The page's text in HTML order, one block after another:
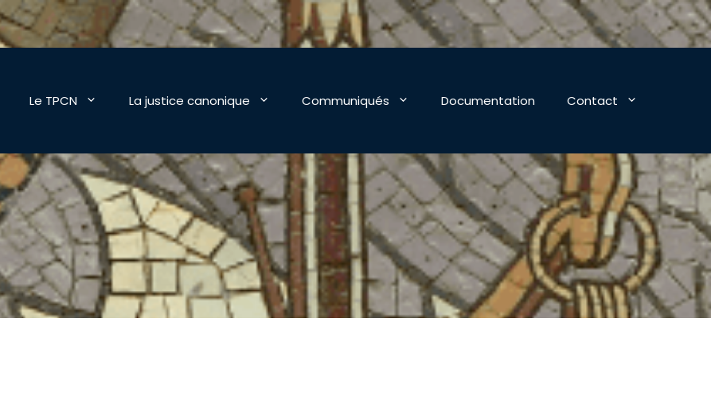
Le TPCN La justice canonique Communiqués Documentation Contact